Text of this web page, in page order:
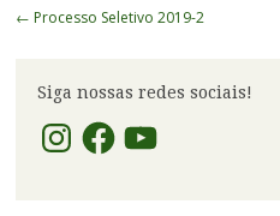
Navegação
← Processo Seletivo 2019-2
Siga nossas redes sociais!
InstagramFacebookYouTube